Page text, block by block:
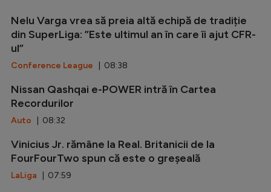
Nelu Varga vrea să preia altă echipă de tradiție
din SuperLiga: ”Este ultimul an în care îi ajut CFR-
ul”
Conference League | 08:38
Nissan Qashqai e-POWER intră în Cartea
Recordurilor
Auto | 08:32
Vinicius Jr. rămâne la Real. Britanicii de la
FourFourTwo spun că este o greșeală
LaLiga | 07:59